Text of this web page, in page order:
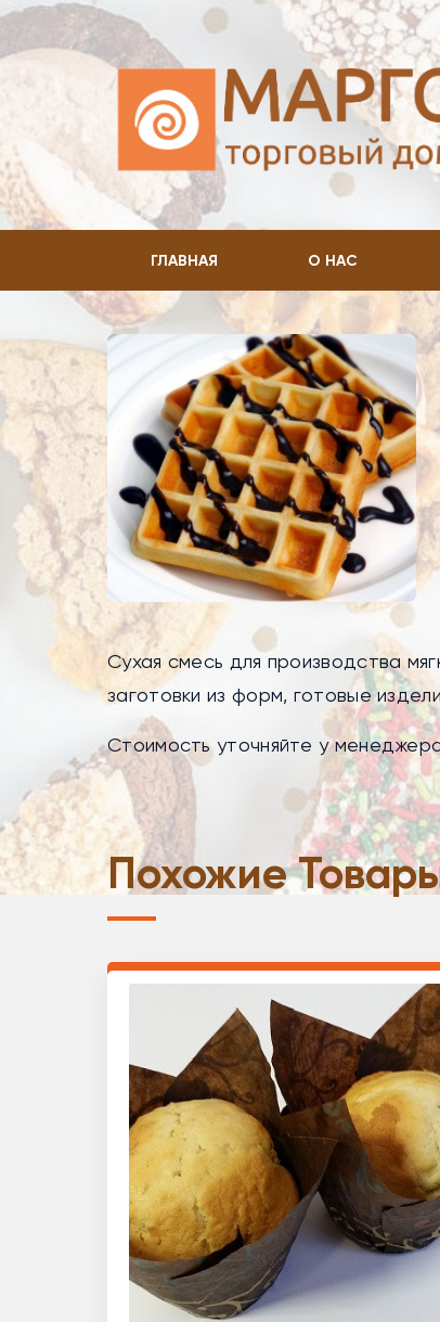
ГЛАВНАЯ О НАС
Сухая смесь для производства
заготовки из форм, готовые
Стоимость уточняйте у
Похожие